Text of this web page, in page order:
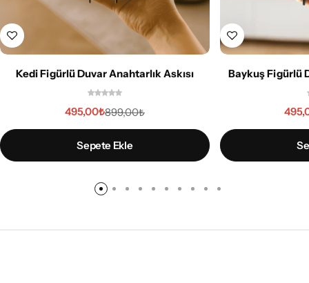
Kedi Figürlü Duvar Anahtarlık Askısı
899,00₺
495,00₺
Sepete Ekle
Baykuş Figürlü